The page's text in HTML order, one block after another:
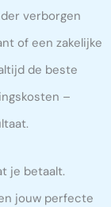
verborgen
of een zakelijke
de beste
–
je betaalt.
jouw perfecte